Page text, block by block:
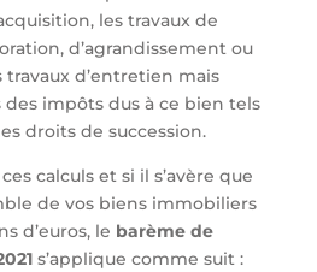
les travaux de
d’agrandissement ou
d’entretien mais
des impôts dus à ce bien tels
droits de succession.
calculs et si il s’avère que
de vos biens immobiliers
d’euros, le barème de
s’applique comme suit :